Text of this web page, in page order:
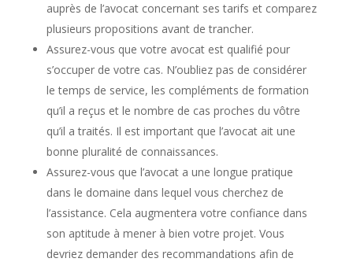
auprès de l’avocat concernant ses tarifs et comparez
plusieurs propositions avant de trancher.
Assurez-vous que votre avocat est qualifié pour
s’occuper de votre cas. N’oubliez pas de considérer
le temps de service, les compléments de formation
qu’il a reçus et le nombre de cas proches du vôtre
qu’il a traités. Il est important que l’avocat ait une
bonne pluralité de connaissances.
Assurez-vous que l’avocat a une longue pratique
dans le domaine dans lequel vous cherchez de
l’assistance. Cela augmentera votre confiance dans
son aptitude à mener à bien votre projet. Vous
devriez demander des recommandations afin de